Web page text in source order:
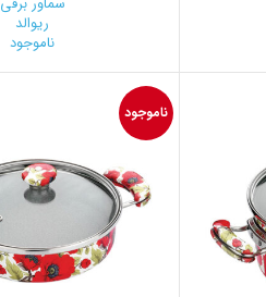
ریوالد
ناموجود
ناموجود